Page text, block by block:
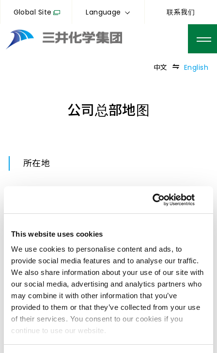
This website uses cookies
We use cookies to personalise content and ads, to
provide social media features and to analyse our traffic.
We also share information about your use of our site with
our social media, advertising and analytics partners who
may combine it with other information that you’ve
provided to them or that they’ve collected from your use
of their services. You consent to our cookies if you
continue to use our website.
Global Site Language 联系我们
中文 English
公司总部地图
所在地
东京都中央区八重洲2-2-1 东京中城八重洲 八重洲中央
※总服务台位于17楼。
交通路线
JR“东京"站地下直达（经由八重洲地下街）
东京METRO丸之内线“东京”站地下直达（经由八重洲地
下街）
东京METRO银座线“京桥”站 :步行3分钟